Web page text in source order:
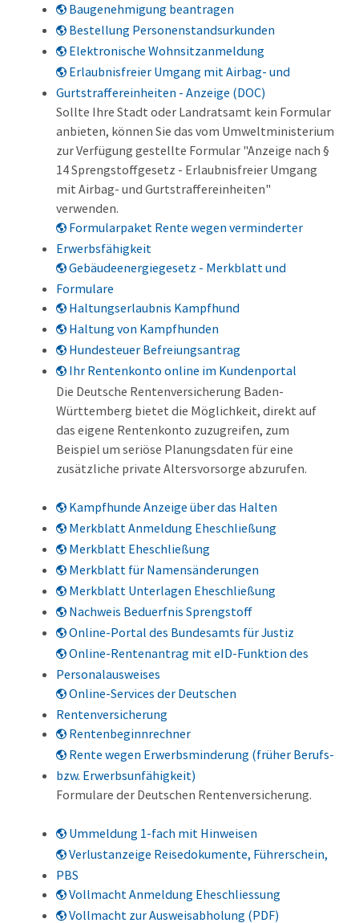
Baugenehmigung beantragen
Bestellung Personenstandsurkunden
Elektronische Wohnsitzanmeldung
Erlaubnisfreier Umgang mit Airbag- und
Gurtstraffereinheiten - Anzeige (DOC)
Sollte Ihre Stadt oder Landratsamt kein Formular
anbieten, können Sie das vom Umweltministerium
zur Verfügung gestellte Formular "Anzeige nach §
14 Sprengstoffgesetz - Erlaubnisfreier Umgang
mit Airbag- und Gurtstraffereinheiten"
verwenden.
Formularpaket Rente wegen verminderter
Erwerbsfähigkeit
Gebäudeenergiegesetz - Merkblatt und
Formulare
Haltungserlaubnis Kampfhund
Haltung von Kampfhunden
Hundesteuer Befreiungsantrag
Ihr Rentenkonto online im Kundenportal
Die Deutsche Rentenversicherung Baden-
Württemberg bietet die Möglichkeit, direkt auf
das eigene Rentenkonto zuzugreifen, zum
Beispiel um seriöse Planungsdaten für eine
zusätzliche private Altersvorsorge abzurufen.
Kampfhunde Anzeige über das Halten
Merkblatt Anmeldung Eheschließung
Merkblatt Eheschließung
Merkblatt für Namensänderungen
Merkblatt Unterlagen Eheschließung
Nachweis Beduerfnis Sprengstoff
Online-Portal des Bundesamts für Justiz
Online-Rentenantrag mit eID-Funktion des
Personalausweises
Online-Services der Deutschen
Rentenversicherung
Rentenbeginnrechner
Rente wegen Erwerbsminderung (früher Berufs-
bzw. Erwerbsunfähigkeit)
Formulare der Deutschen Rentenversicherung.
Ummeldung 1-fach mit Hinweisen
Verlustanzeige Reisedokumente, Führerschein,
PBS
Vollmacht Anmeldung Eheschliessung
Vollmacht zur Ausweisabholung (PDF)